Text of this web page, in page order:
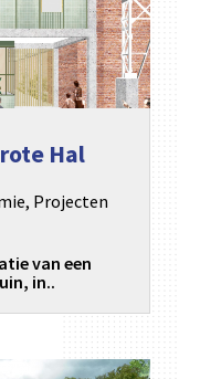
Hal
, Projecten
van een
in..